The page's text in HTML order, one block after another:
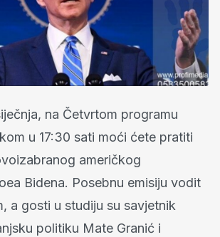
na Četvrtom programu
u 17:30 sati moći ćete pratiti
američkog
Bidena. Posebnu emisiju vodit
a gosti u studiju su savjetnik
politiku Mate Granić i